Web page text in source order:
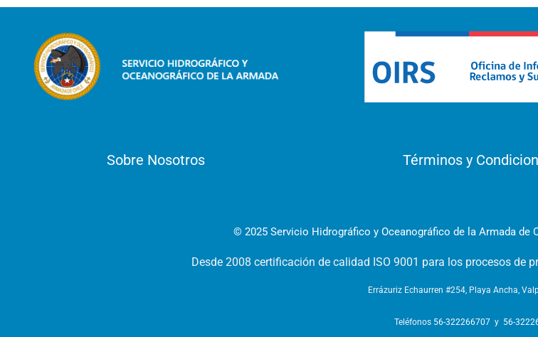
Sobre Nosotros Términos y
© 2025 Servicio Hidrográfico y Oceanográfico de la Armada de
Desde 2008 certificación de calidad ISO 9001 para los procesos de
Errázuriz Echaurren #254, Playa Ancha,
Teléfonos 56-322266707 y 56-